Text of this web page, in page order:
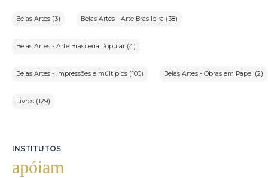
Belas Artes (3) Belas Artes - Arte Brasileira (38)
Belas Artes - Arte Brasileira Popular (4)
Belas Artes - Impressões e múltiplos (100) Belas Artes - Obras em Papel (2)
Livros (129)
INSTITUTOS
apóiam